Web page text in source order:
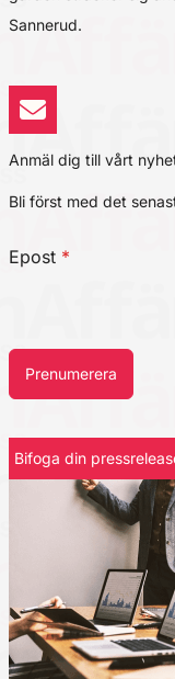
Sannerud.
Anmäl dig till vårt
Bli först med det
Epost *
Prenumerera
Bifoga din